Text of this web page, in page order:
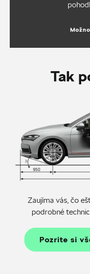
Tak
Zaujíma vás, čo
podrobné
Pozrite si